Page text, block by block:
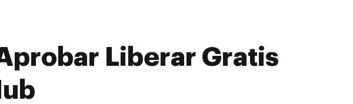
Liberar Gratis